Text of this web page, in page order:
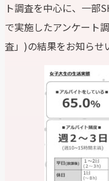
ト調査を中心に、一部
で実施したアンケート
査」)の結果をお知らせ